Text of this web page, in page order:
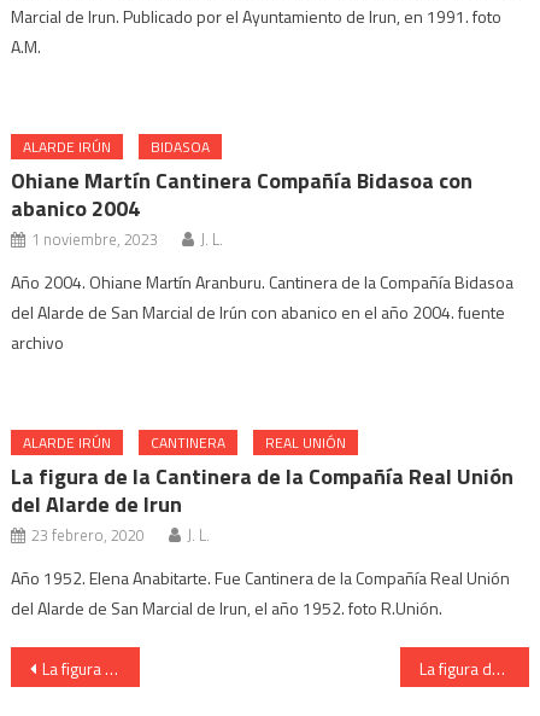
Marcial de Irun. Publicado por el Ayuntamiento de Irun, en 1991. foto
A.M.
ALARDE IRÚN BIDASOA
Ohiane Martín Cantinera Compañía Bidasoa con
abanico 2004
1 noviembre, 2023 J. L.
Año 2004. Ohiane Martín Aranburu. Cantinera de la Compañía Bidasoa
del Alarde de San Marcial de Irún con abanico en el año 2004. fuente
archivo
ALARDE IRÚN CANTINERA REAL UNIÓN
La figura de la Cantinera de la Compañía Real Unión
del Alarde de Irun
23 febrero, 2020 J. L.
Año 1952. Elena Anabitarte. Fue Cantinera de la Compañía Real Unión
del Alarde de San Marcial de Irun, el año 1952. foto R.Unión.
Navegación
La figura del Capitán de la Compañía San Miguel del Alarde de Irun La figura del Capitán de la Compañía San Miguel del Alarde de Irun